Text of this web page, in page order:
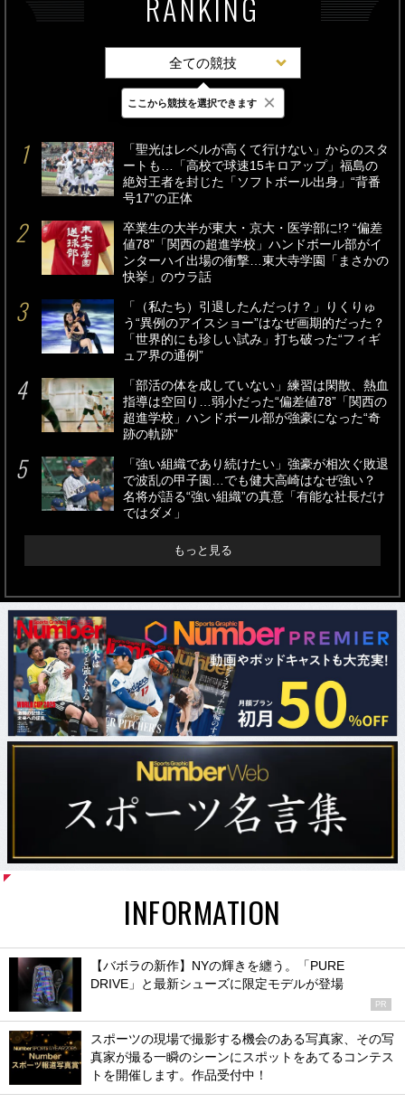
全ての競技
最新 24時間 週間
「聖光はレベルが高くて行けない」からのスタ
ートも…「高校で球速15キロアップ」福島の
絶対王者を封じた「ソフトボール出身」“背番
号17”の正体
卒業生の大半が東大・京大・医学部に!? “偏差
値78”「関西の超進学校」ハンドボール部がイ
ンターハイ出場の衝撃…東大寺学園「まさかの
快挙」のウラ話
「（私たち）引退したんだっけ？」りくりゅ
う“異例のアイスショー”はなぜ画期的だった？
「世界的にも珍しい試み」打ち破った“フィギ
ュア界の通例”
「部活の体を成していない」練習は閑散、熱血
指導は空回り…弱小だった“偏差値78”「関西の
超進学校」ハンドボール部が強豪になった“奇
跡の軌跡”
「強い組織であり続けたい」強豪が相次ぐ敗退
で波乱の甲子園…でも健大高崎はなぜ強い？
名将が語る“強い組織”の真意「有能な社長だけ
ではダメ」
もっと見る
INFORMATION
【バボラの新作】NYの輝きを纏う。「PURE
DRIVE」と最新シューズに限定モデルが登場
PR
スポーツの現場で撮影する機会のある写真家、その写
真家が撮る一瞬のシーンにスポットをあてるコンテス
トを開催します。作品受付中！
ここから競技を選択できます ×